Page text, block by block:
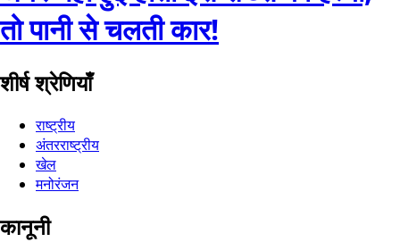
तो पानी से चलती कार!
शीर्ष श्रेणियाँ
राष्ट्रीय
अंतरराष्ट्रीय
खेल
मनोरंजन
कानूनी